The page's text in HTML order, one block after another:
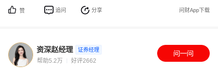
赞 追问 分享 问财App下载
资深赵经理 证券经理
帮助5.2万 好评2662